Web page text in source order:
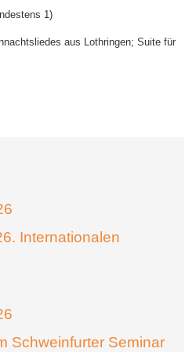
1)
aus Lothringen; Suite für
Internationalen
Schweinfurter Seminar